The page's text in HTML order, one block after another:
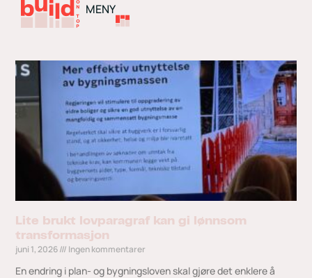
MENY
Lite brukt lovparagraf kan gi lønnsom
transformasjon
juni 1, 2026 Ingen kommentarer
En endring i plan- og bygningsloven skal gjøre det enklere å